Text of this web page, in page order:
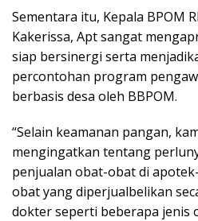
Sementara itu, Kepala BPOM
Kakerissa, Apt sangat
siap bersinergi serta
percontohan program
berbasis desa oleh BBPOM.
“Selain keamanan pangan,
mengingatkan tentang
penjualan obat-obat di
obat yang diperjualbelikan
dokter seperti beberapa jenis